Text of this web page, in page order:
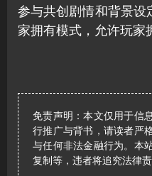
参与共创剧情和背景设
家拥有模式，允许玩家
免责声明：本文仅用于信
行推广与背书，请读者严
与任何非法金融行为。本
复制等，违者将追究法律责